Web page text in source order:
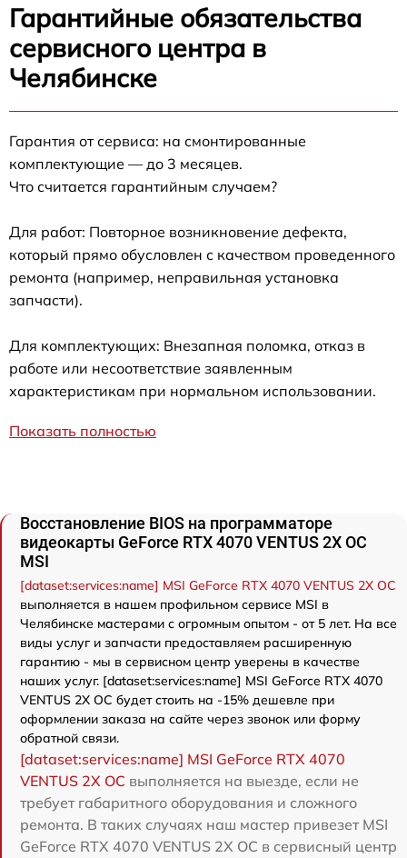
Гарантийные обязательства
сервисного центра в
Челябинске
Гарантия от сервиса: на смонтированные
комплектующие — до 3 месяцев.
Что считается гарантийным случаем?
Для работ: Повторное возникновение дефекта,
который прямо обусловлен с качеством проведенного
ремонта (например, неправильная установка
запчасти).
Для комплектующих: Внезапная поломка, отказ в
работе или несоответствие заявленным
характеристикам при нормальном использовании.
Показать полностью
Восстановление BIOS на программаторе
видеокарты GeForce RTX 4070 VENTUS 2X OC
MSI
[dataset:services:name] MSI GeForce RTX 4070 VENTUS 2X OC
выполняется в нашем профильном сервисе MSI в
Челябинске мастерами с огромным опытом - от 5 лет. На все
виды услуг и запчасти предоставляем расширенную
гарантию - мы в сервисном центр уверены в качестве
наших услуг. [dataset:services:name] MSI GeForce RTX 4070
VENTUS 2X OC будет стоить на -15% дешевле при
оформлении заказа на сайте через звонок или форму
обратной связи.
[dataset:services:name] MSI GeForce RTX 4070
VENTUS 2X OC выполняется на выезде, если не
требует габаритного оборудования и сложного
ремонта. В таких случаях наш мастер привезет MSI
GeForce RTX 4070 VENTUS 2X OC в сервисный центр